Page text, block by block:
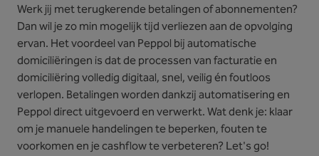
Werk jij met terugkerende betalingen of abonnementen?
Dan wil je zo min mogelijk tijd verliezen aan de opvolging
ervan. Het voordeel van Peppol bij automatische
domiciliëringen is dat de processen van facturatie en
domiciliëring volledig digitaal, snel, veilig én foutloos
verlopen. Betalingen worden dankzij automatisering en
Peppol direct uitgevoerd en verwerkt. Wat denk je: klaar
om je manuele handelingen te beperken, fouten te
voorkomen en je cashflow te verbeteren? Let's go!